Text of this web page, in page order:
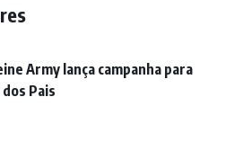
Army lança campanha para
dos Pais